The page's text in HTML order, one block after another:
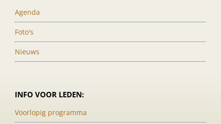
Agenda
Foto's
Nieuws
INFO VOOR LEDEN:
Voorlopig programma